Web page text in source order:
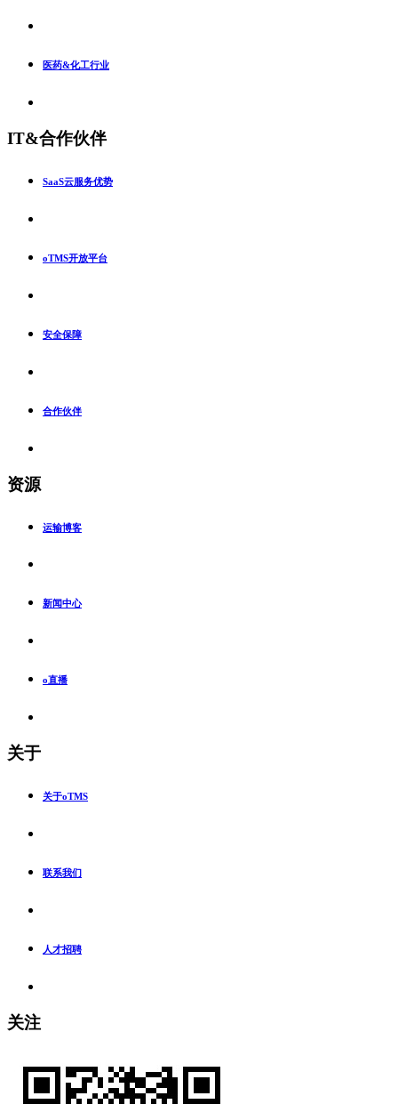
医药&化工行业
IT&合作伙伴
SaaS云服务优势
oTMS开放平台
安全保障
合作伙伴
资源
运输博客
新闻中心
o直播
关于
关于oTMS
联系我们
人才招聘
关注